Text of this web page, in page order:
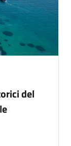
del